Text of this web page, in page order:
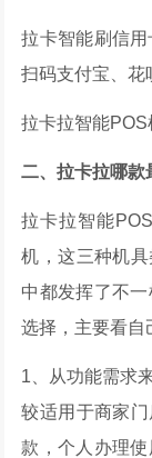
拉卡智能刷信用
扫码支付宝、花
拉卡拉智能POS
二、拉卡拉哪款
拉卡拉智能
机，这三种机
中都发挥了不
选择，主要看自
1、从功能需求
较适用于商家
款，个人办理